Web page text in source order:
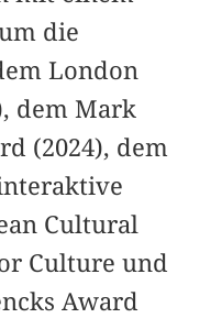
die
London
dem Mark
(2024), dem
Cultural
Culture und
Award